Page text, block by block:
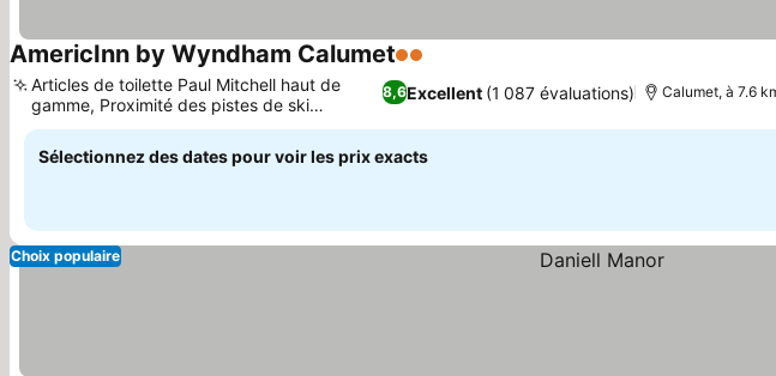
AmericInn by Wyndham Calumet2 Étoiles
8,6Excellent (1 087 évaluations)
Articles de toilette Paul Mitchell haut de
gamme, Proximité des pistes de ski
nordique de Swedetown
Calumet, à 7.6
Sélectionnez des dates pour voir les prix exacts
Choix populaire